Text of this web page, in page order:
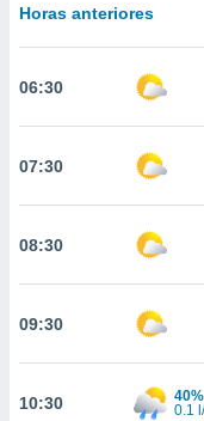
basada
botón
la
ya sean
nos
ACEPTAR
CONTINUAR
Horas anteriores
06:30
07:30
08:30
09:30
10:30
40%
0.1